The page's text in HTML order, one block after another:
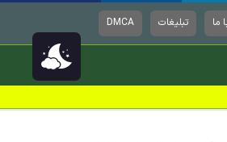
ما تبلیغات DMCA